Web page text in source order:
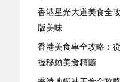
香港星光大道美食全
版美味
香港美食車全攻略：
握移動美食精髓